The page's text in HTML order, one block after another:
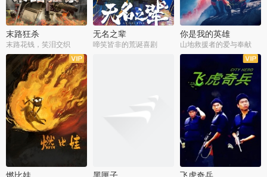
末路狂杀
末路花钱，笑泪交织
无名之辈
啼笑皆非的荒诞喜剧
你是我的英雄
山地救援者的爱与奉献